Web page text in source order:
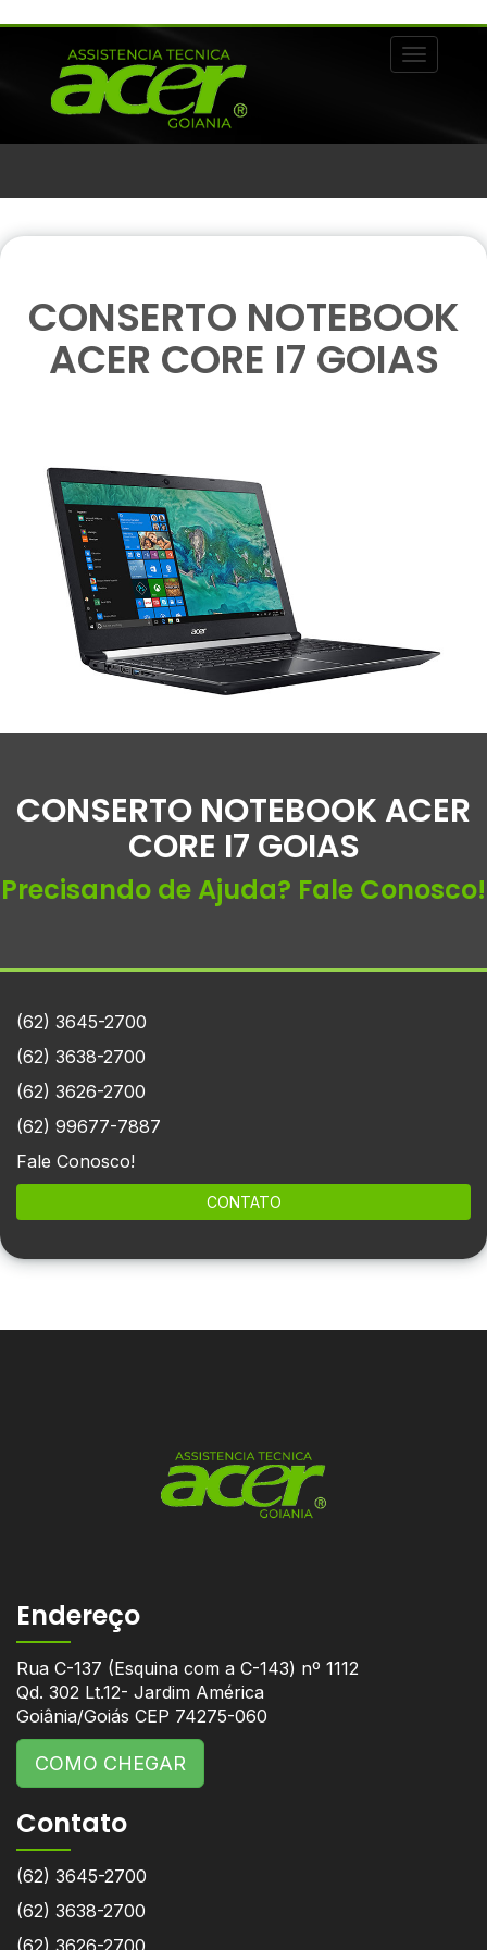
Alternar
CONSERTO NOTEBOOK
ACER CORE I7 GOIAS
CONSERTO NOTEBOOK ACER
CORE I7 GOIAS
Precisando de Ajuda? Fale Conosco!
(62) 3645-2700
(62) 3638-2700
(62) 3626-2700
(62) 99677-7887
Fale Conosco!
CONTATO
Endereço
Rua C-137 (Esquina com a C-143) nº 1112
Qd. 302 Lt.12- Jardim América
Goiânia/Goiás CEP 74275-060
COMO CHEGAR
Contato
(62) 3645-2700
(62) 3638-2700
(62) 3626-2700